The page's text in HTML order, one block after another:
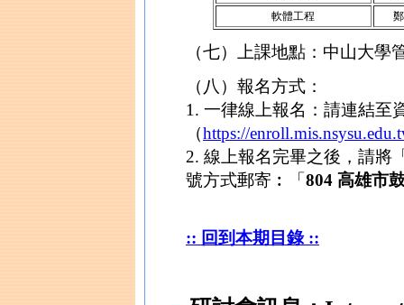
軟體工程
（七）上課地點：中山大學
（八）報名方式：
1. 一律線上報名：請連結至
（https://
2. 線上報名完畢之後，請將
號方式郵寄︰「 804 高雄市
:: 回到本期目錄 ::